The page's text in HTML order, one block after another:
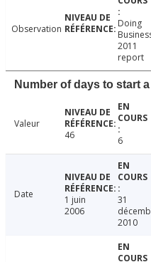
Observation
Doing
2011
report
Number of days to start
Valeur
46
6
Date
1 juin
2006
31
2010